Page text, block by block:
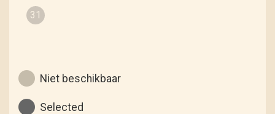
31
Niet beschikbaar
Selected